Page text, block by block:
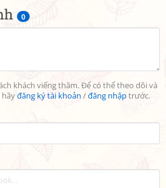
0
khách viếng thăm. Để có thể theo dõi và
hãyđăng ký tài khoản /đăng nhậptrước.